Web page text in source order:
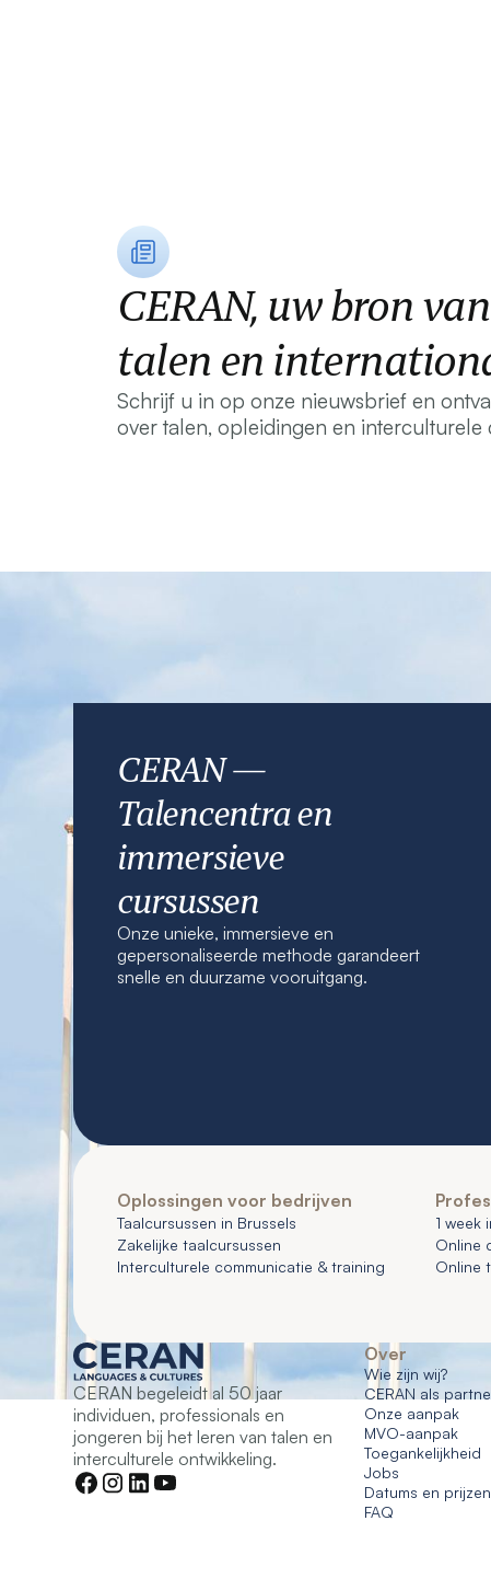
CERAN, uw bron
talen en
Schrijf u in op onze nieuwsbrief en
over talen, opleidingen en interculturele
CERAN —
Talencentra en
immersieve
cursussen
Onze unieke, immersieve en
gepersonaliseerde methode garandeert
snelle en duurzame vooruitgang.
Oplossingen voor bedrijven
Taalcursussen in Brussels
Zakelijke taalcursussen
Interculturele communicatie & training
1 week
Online
Online
CERAN begeleidt al 50 jaar
individuen, professionals en
jongeren bij het leren van talen en
interculturele ontwikkeling.
Over
Wie zijn wij?
CERAN als
Onze aanpak
MVO-aanpak
Toegankelijkheid
Jobs
Datums en prijzen
FAQ